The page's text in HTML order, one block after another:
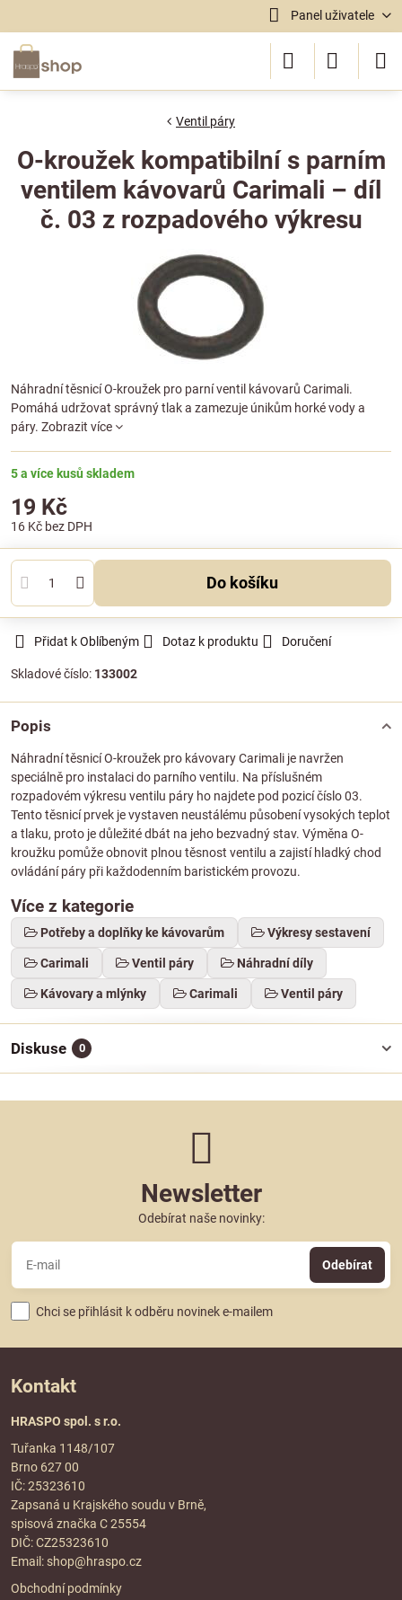
Panel uživatele
Ventil páry
O-kroužek kompatibilní s parním
ventilem kávovarů Carimali – díl
č. 03 z rozpadového výkresu
Náhradní těsnicí O-kroužek pro parní ventil kávovarů Carimali.
Pomáhá udržovat správný tlak a zamezuje únikům horké vody a
páry. Zobrazit více
5 a více kusů skladem
19 Kč
16 Kč bez DPH
Do košíku
Přidat k Oblíbeným Dotaz k produktu Doručení
Skladové číslo: 133002
Popis
Náhradní těsnicí O-kroužek pro kávovary Carimali je navržen
speciálně pro instalaci do parního ventilu. Na příslušném
rozpadovém výkresu ventilu páry ho najdete pod pozicí číslo 03.
Tento těsnicí prvek je vystaven neustálému působení vysokých teplot
a tlaku, proto je důležité dbát na jeho bezvadný stav. Výměna O-
kroužku pomůže obnovit plnou těsnost ventilu a zajistí hladký chod
ovládání páry při každodenním baristickém provozu.
Více z kategorie
Potřeby a doplňky ke kávovarům Výkresy sestavení
Carimali Ventil páry Náhradní díly
Kávovary a mlýnky Carimali Ventil páry
Diskuse 0
Newsletter
Odebírat naše novinky:
Odebírat
Chci se přihlásit k odběru novinek e-mailem
Kontakt
HRASPO spol. s r.o.
Tuřanka 1148/107
Brno 627 00
IČ: 25323610
Zapsaná u Krajského soudu v Brně,
spisová značka C 25554
DIČ: CZ25323610
Email: shop@hraspo.cz
Obchodní podmínky